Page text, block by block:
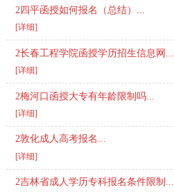
2四平函授如何报名（总结）...
[详细]
2长春工程学院函授学历招生信息网...
[详细]
2梅河口函授大专有年龄限制吗...
[详细]
2敦化成人高考报名...
[详细]
2吉林省成人学历专科报名条件限制...